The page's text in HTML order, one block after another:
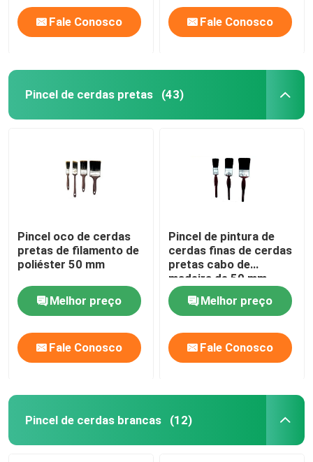
Fale Conosco Fale Conosco
Pincel de cerdas pretas (43)
Pincel oco de cerdas
pretas de filamento de
poliéster 50 mm
Melhor preço
Fale Conosco
Pincel de pintura de
cerdas finas de cerdas
pretas cabo de
madeira de 50 mm
Melhor preço
Fale Conosco
Pincel de cerdas brancas (12)